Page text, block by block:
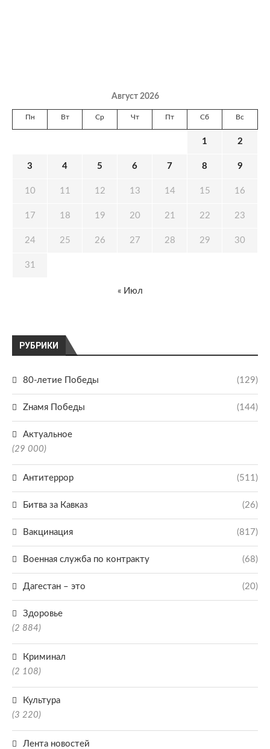
РУБРИКИ
80-летие Победы (129)
Zнамя Победы (144)
Актуальное
(29 000)
Антитеррор (511)
Битва за Кавказ (26)
Вакцинация (817)
Военная служба по контракту (68)
Дагестан – это (20)
Здоровье
(2 884)
Криминал
(2 108)
Культура
(3 220)
Лента новостей
Август 2026
Пн Вт Ср Чт Пт Сб Вс
1 2
3 4 5 6 7 8 9
10 11 12 13 14 15 16
17 18 19 20 21 22 23
24 25 26 27 28 29 30
31
« Июл